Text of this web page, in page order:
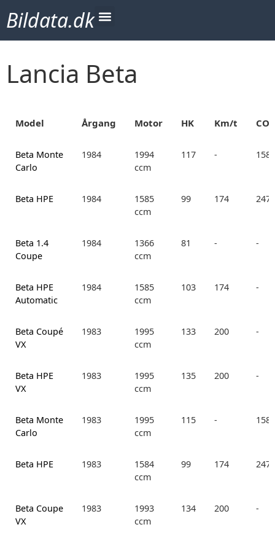
Bildata.dk
Lancia Beta
Model Årgang Motor HK Km/t CO2
Beta Monte
Carlo
1984
1994
ccm
117 -
Beta HPE 1984
1585
ccm
99 174
Beta 1.4
Coupe
1984
1366
ccm
81 - -
Beta HPE
Automatic
1984
1585
ccm
103 174 -
Beta Coupé
VX
1983
1995
ccm
133 200 -
Beta HPE
VX
1983
1995
ccm
135 200 -
Beta Monte
Carlo
1983
1995
ccm
115 -
Beta HPE 1983
1584
ccm
99 174
Beta Coupe
VX
1983
1993
ccm
134 200 -